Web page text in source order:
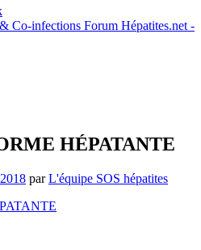
Forum Hépatites.net -
HÉPATANTE
parL'équipe SOS hépatites